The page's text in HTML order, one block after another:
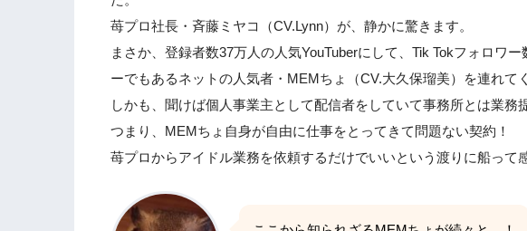
苺プロ社長・斉藤ミヤコ（CV.Lynn）が、静かに驚きます。
まさか、登録者数37万人の人気YouTuberにして、Tik Tokフォロワ
ーでもあるネットの人気者・MEMちょ（CV.大久保瑠美）を連れて
しかも、聞けば個人事業主として配信者をしていて事務所とは業務
つまり、MEMちょ自身が自由に仕事をとってきて問題ない契約！
苺プロからアイドル業務を依頼するだけでいいという渡りに船って